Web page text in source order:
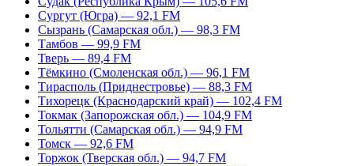
Сургут (Югра) — 92,1 FM
Сызрань (Самарская обл.) — 98,3 FM
Тамбов — 99,9 FM
Тверь — 89,4 FM
Тёмкино (Смоленская обл.) — 96,1 FM
Тирасполь (Приднестровье) — 88,3 FM
Тихорецк (Краснодарский край) — 102,4 FM
Токмак (Запорожская обл.) — 104,9 FM
Тольятти (Самарская обл.) — 94,9 FM
Томск — 92,6 FM
Торжок (Тверская обл.) — 94,7 FM